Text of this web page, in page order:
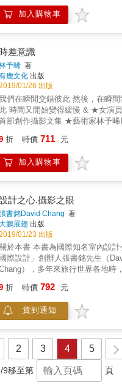
君的詩悠然走入Sam的鏡頭世界，
輯，將帶給你更多的哲思與想像
時光裡，一詩一圖，打開《冬之
將心中對於影像作品的想望及意
醫師惠君之筆，活潑而跳動，總
讓整幅作品呈現畫龍點睛的效果。
間推著前進，而是我們有能力，
正的聲音，選擇自己的道路前進。 讓隨心的生
動人話語，短短幾句就能直達心底， 撫
傷，擦乾眼淚就能繼續堅強，幸福
方式。
加入購物車
差意識
予晞 著
鹿文化 出版
01/26 出版
們在瞬間交錯彼此 然後，在瞬間我們遠離彼
此 時間又開始變得緩慢 & ★女演員林予晞個人
部創作攝影文集 ★藝術家林予晞用光所寫成
大家的關係多於自己的言詞表態
銳憤怒、無奈失落、極悲狂喜，
諸快門。」&mdash;&mdash;林予晞 不當演
像是可以凝凍時間的波光，長曝
成為時間的證據。林予晞將多年
創作，集結成冊，緊抓著飛速流
歷空服員、演員等多重身分轉換，唯一
變的是透過觀景窗看世界，無論
、人像創作等，完成於人生中不
作，記錄按下快門當下的身分、角
空間與情感。這是林予晞對時間最
抵抗。
折 特價 711 元
加入購物車
計之心.攝影之眼
書銘David Chang 著
鵬展翅 出版
01/23 出版
關於本書 本書為國際知名室內設計公司「戴維
國際設計」創辦人張書銘先生（
），多年來旅行世界各地時
川美景、各大城市的建築群體以
這位室內設計師眼裡，風景、建築及美
食，是他旅行時最美好的記憶，簡
一幀照片，在在反映出他觀看這個
，以及在自己獨一無二的生命旅
稍縱即逝、無可取代的吉光片羽...... 本書以
「人啊人！」、「山海遼闊」、「
折 特價 792 元
貨到通知
2 3 4 5
/9移至第 頁